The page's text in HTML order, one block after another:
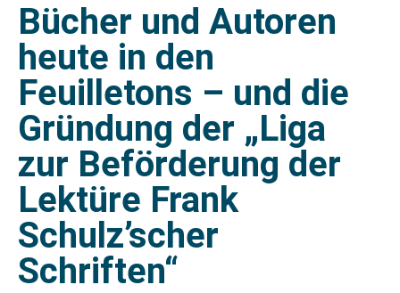
Bücher und Autoren
heute in den
Feuilletons – und die
Gründung der „Liga
zur Beförderung der
Lektüre Frank
Schulz’scher
Schriften“